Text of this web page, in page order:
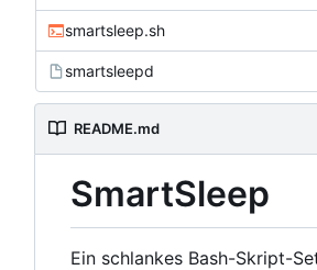
smartsleep.sh
smartsleepd
README.md
SmartSleep
Ein schlankes Bash-Skript-